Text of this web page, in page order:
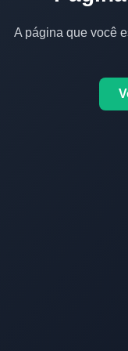
A página que você